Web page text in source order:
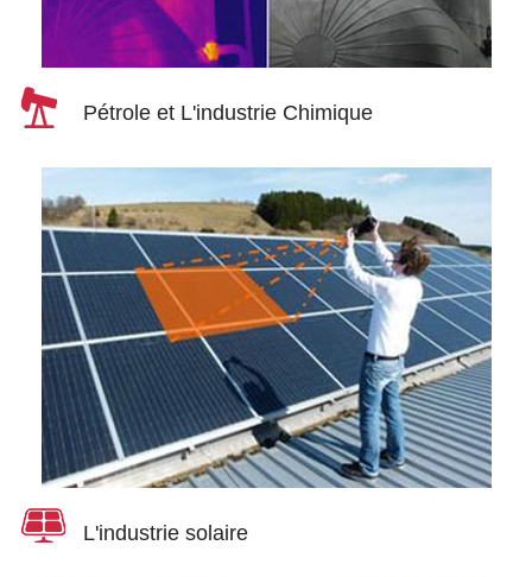
Pétrole et L'industrie Chimique
L'industrie solaire